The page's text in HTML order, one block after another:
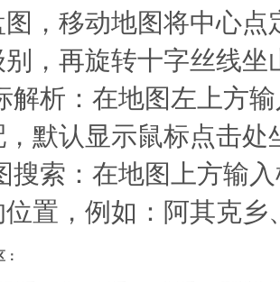
图，移动地图将中心
，再旋转十字丝线坐
析：在地图左上方
默认显示鼠标点击处
索：在地图上方输
置，例如：阿其克